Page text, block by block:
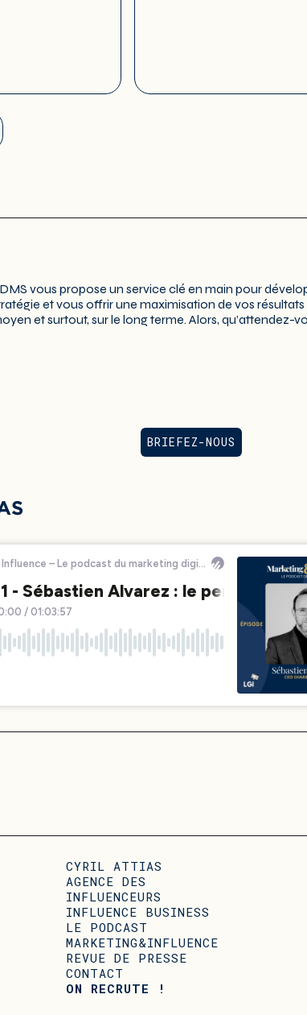
vous propose un service clé en main pour
et vous offrir une maximisation de vos résultats
et surtout, sur le long terme. Alors, qu’attendez-
BRIEFEZ-NOUS
BRIEFEZ-NOUS
CYRIL ATTIAS
AGENCE DES
INFLUENCEURS
INFLUENCE BUSINESS
LE PODCAST
MARKETING&INFLUENCE
REVUE DE PRESSE
CONTACT
ON RECRUTE !